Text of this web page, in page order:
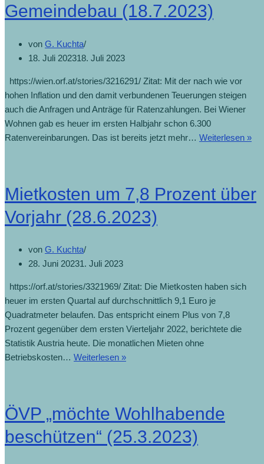
Gemeindebau (18.7.2023)
von G. Kuchta
18. Juli 202318. Juli 2023
https://wien.orf.at/stories/3216291/ Zitat: Mit der nach wie vor
hohen Inflation und den damit verbundenen Teuerungen steigen
auch die Anfragen und Anträge für Ratenzahlungen. Bei Wiener
Wohnen gab es heuer im ersten Halbjahr schon 6.300
Ratenvereinbarungen. Das ist bereits jetzt mehr… Weiterlesen »
Mietkosten um 7,8 Prozent über
Vorjahr (28.6.2023)
von G. Kuchta
28. Juni 20231. Juli 2023
https://orf.at/stories/3321969/ Zitat: Die Mietkosten haben sich
heuer im ersten Quartal auf durchschnittlich 9,1 Euro je
Quadratmeter belaufen. Das entspricht einem Plus von 7,8
Prozent gegenüber dem ersten Vierteljahr 2022, berichtete die
Statistik Austria heute. Die monatlichen Mieten ohne
Betriebskosten… Weiterlesen »Mietkosten
über
(28.6.2023)
ÖVP „möchte Wohlhabende
beschützen“ (25.3.2023)